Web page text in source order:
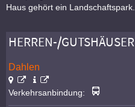
Haus gehört ein Landschaftspark.
HERREN-/GUTSHÄUSER
Dahlen
Verkehrsanbindung: